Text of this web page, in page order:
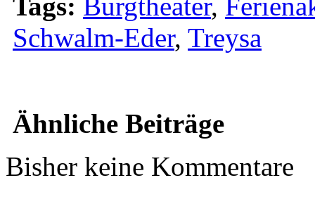
Tags: Burgtheater,
Schwalm-Eder, Treysa
Ähnliche Beiträge
Bisher keine Kommentare